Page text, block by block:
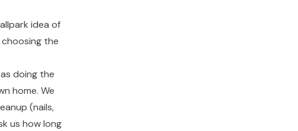
idea of
the
doing the
home. We
(nails,
us how long